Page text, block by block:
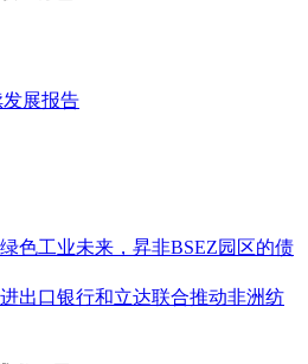
发展报告
色工业未来，昇非BSEZ园区的债
出口银行和立达联合推动非洲纺